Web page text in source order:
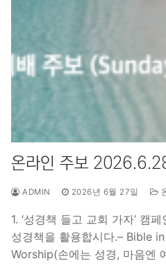
온라인 주보
ADMIN 2026년 6월 27일
1. ‘성경책 들고 교회 가자’ 캠
성경책을 활용합시다.– Bible
Worship(손에는 성경, 마음엔